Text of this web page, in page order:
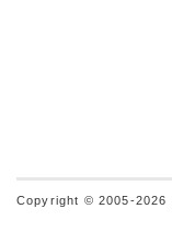
Copyright © 2005-2026